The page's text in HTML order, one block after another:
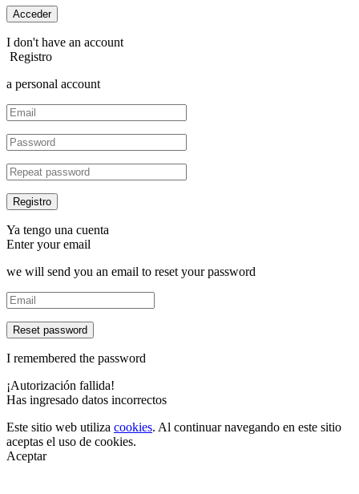
I don't have an account
Registro
a personal account
Ya tengo una cuenta
Enter your email
we will send you an email to reset your password
Reset password
I remembered the password
¡Autorización fallida!
Has ingresado datos incorrectos
Este sitio web utiliza cookies. Al continuar navegando en este sitio
aceptas el uso de cookies.
Aceptar